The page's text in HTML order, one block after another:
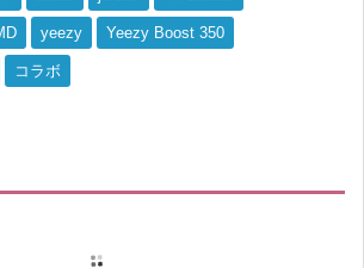
yeezy Yeezy Boost 350
コラボ